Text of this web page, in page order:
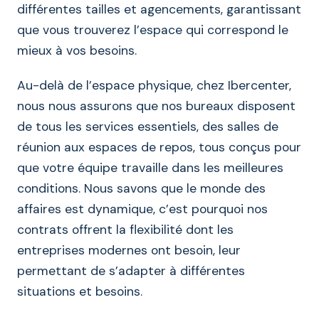
différentes tailles et agencements, garantissant
que vous trouverez l’espace qui correspond le
mieux à vos besoins.
Au-delà de l’espace physique, chez Ibercenter,
nous nous assurons que nos bureaux disposent
de tous les services essentiels, des salles de
réunion aux espaces de repos, tous conçus pour
que votre équipe travaille dans les meilleures
conditions. Nous savons que le monde des
affaires est dynamique, c’est pourquoi nos
contrats offrent la flexibilité dont les
entreprises modernes ont besoin, leur
permettant de s’adapter à différentes
situations et besoins.